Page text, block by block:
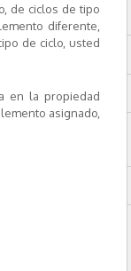
de ciclos de tipo
diferente,
de ciclo, usted
en la propiedad
asignado,